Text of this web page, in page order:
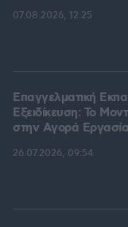
07.08.2026, 12:25
Επαγγελματική
Εξειδίκευση: Το
στην Aγορά
26.07.2026, 09:54